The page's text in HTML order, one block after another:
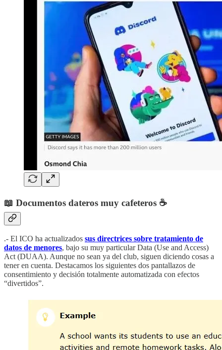
📖 Documentos dateros muy cafeteros ☕️
.- El ICO ha actualizados sus directrices sobre tratamiento de
datos de menores, bajo su muy particular Data (Use and Access)
Act (DUAA). Aunque no sean ya del club, siguen diciendo cosas a
tener en cuenta. Destacamos los siguientes dos pantallazos de
consentimiento y decisión totalmente automatizada con efectos
“divertidos”.